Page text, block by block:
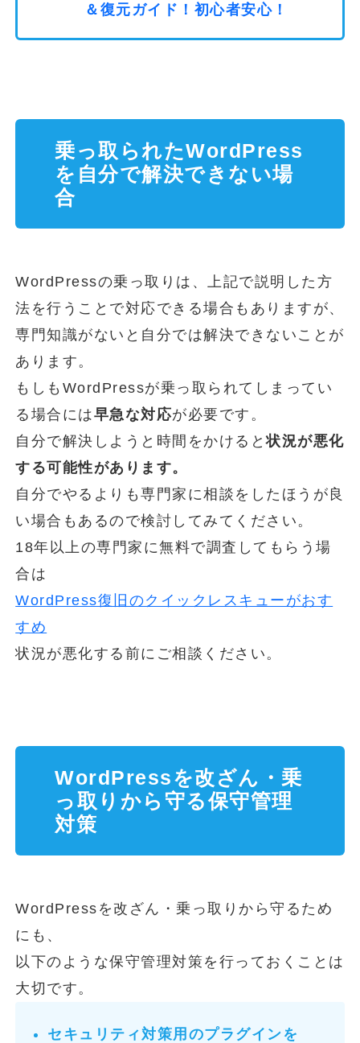
＆復元ガイド！初心者安心！
乗っ取られたWordPress
を自分で解決できない場
合
WordPressの乗っ取りは、上記で説明した方
法を行うことで対応できる場合もありますが、
専門知識がないと自分では解決できないことが
あります。
もしもWordPressが乗っ取られてしまってい
る場合には早急な対応が必要です。
自分で解決しようと時間をかけると状況が悪化
する可能性があります。
自分でやるよりも専門家に相談をしたほうが良
い場合もあるので検討してみてください。
18年以上の専門家に無料で調査してもらう場
合は
WordPress復旧のクイックレスキューがおす
すめ
状況が悪化する前にご相談ください。
WordPressを改ざん・乗
っ取りから守る保守管理
対策
WordPressを改ざん・乗っ取りから守るため
にも、
以下のような保守管理対策を行っておくことは
大切です。
セキュリティ対策用のプラグインを